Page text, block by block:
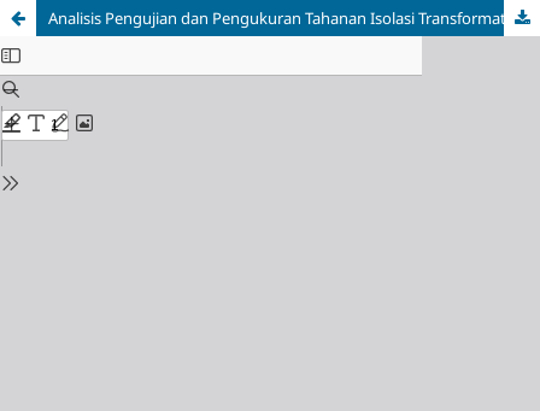
Analisis Pengujian dan Pengukuran Tahanan Isolasi Transformator dan Kabel Outgoing IPTL-TM 690kVA di Semarang Sport Center